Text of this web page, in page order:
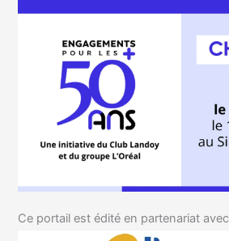
Ce portail est édité en partenariat avec